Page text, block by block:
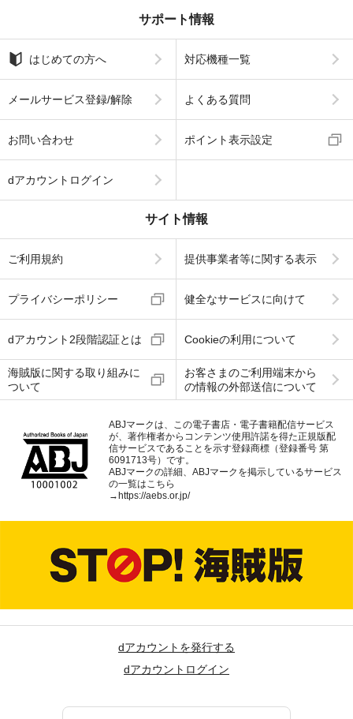
サポート情報
はじめての方へ 対応機種一覧
メールサービス登録/解除 よくある質問
お問い合わせ ポイント表示設定
dアカウントログイン
サイト情報
ご利用規約 提供事業者等に関する表示
プライバシーポリシー 健全なサービスに向けて
dアカウント2段階認証とは Cookieの利用について
海賊版に関する取り組みに
ついて
お客さまのご利用端末から
の情報の外部送信について
ABJマークは、この電子書店・電子書籍配信サービス
が、著作権者からコンテンツ使用許諾を得た正規版配
信サービスであることを示す登録商標（登録番号 第
6091713号）です。
ABJマークの詳細、ABJマークを掲示しているサービス
の一覧はこちら
→ https://aebs.or.jp/
dアカウントを発行する
dアカウントログイン